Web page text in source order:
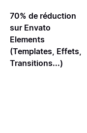
70% de réduction
sur Envato
Elements
(Templates, Effets,
Transitions...)